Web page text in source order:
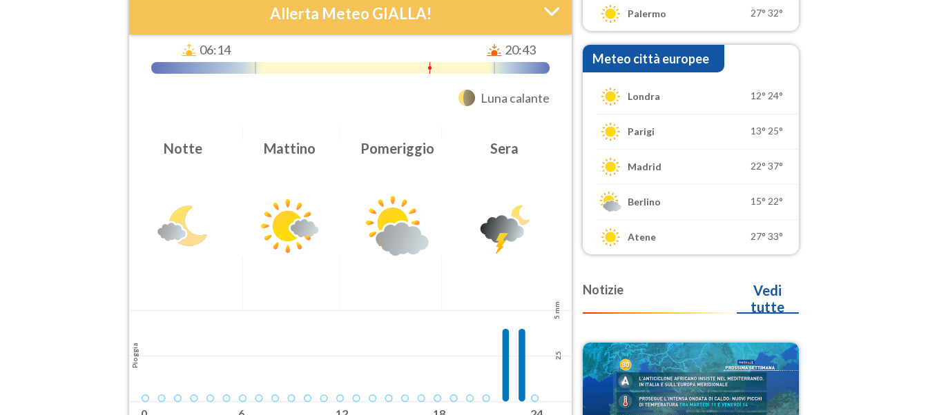
Allerta Meteo GIALLA!
Attendibilità
Urgenza
Orario inizio
08-07T
Ora fine
08-07T
06:14 20:43
Luna calante
Notte Mattino Pomeriggio Sera
5 mm
2.5
Pioggia
Palermo 27° 32°
Meteo città europee
Londra 12° 24°
Parigi 13° 25°
Madrid 22° 37°
Berlino 15° 22°
Atene 27° 33°
Notizie
Vedi
tutte